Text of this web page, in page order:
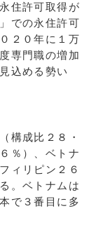
住許可取得が
での永住許可
２０年に１万
専門職の増加
込める勢い
構成比２８・
％）、ベトナ
ィリピン２６
。ベトナムは
で３番目に多